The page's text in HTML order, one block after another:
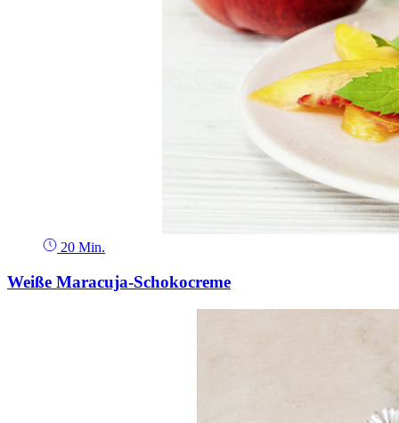
20 Min.
Weiße Maracuja-Schokocreme